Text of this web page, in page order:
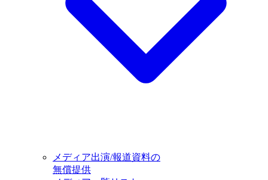
メディア出演/報道資料の
無償提供